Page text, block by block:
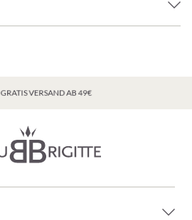
GRATIS VERSAND AB 49€